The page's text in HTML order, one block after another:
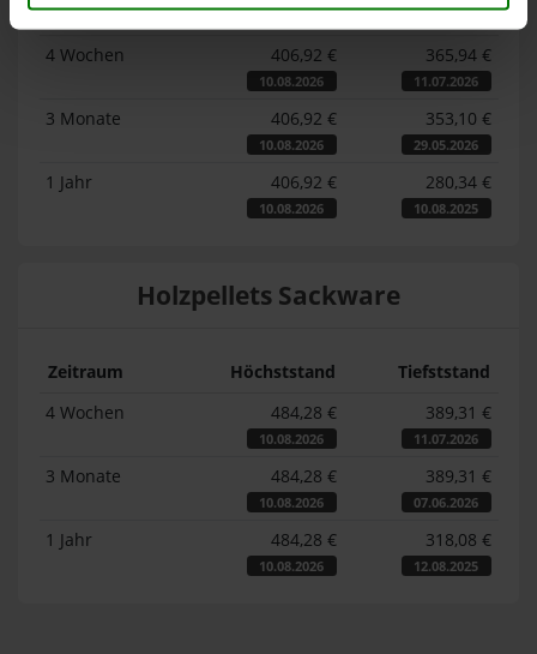
Zeitraum Höchststand
Tiefststand
4 Wochen
406,92 €
10.08.2026
365,94 €
11.07.2026
3 Monate 406,92 €
10.08.2026
353,10 €
29.05.2026
1 Jahr 406,92 €
10.08.2026
280,34 €
10.08.2025
Holzpellets Sackware
Zeitraum Höchststand
Tiefststand
4 Wochen
484,28 €
10.08.2026
389,31 €
11.07.2026
3 Monate 484,28 €
10.08.2026
389,31 €
07.06.2026
1 Jahr 484,28 €
10.08.2026
318,08 €
12.08.2025